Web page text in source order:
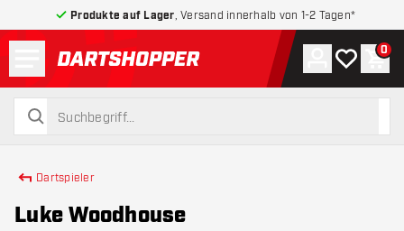
Produkte auf Lager , Versand innerhalb von 1-2 Tagen*
zurück zur Startseite
suchen
suchen
Konto
Meine 0
Dartspieler
Luke Woodhouse